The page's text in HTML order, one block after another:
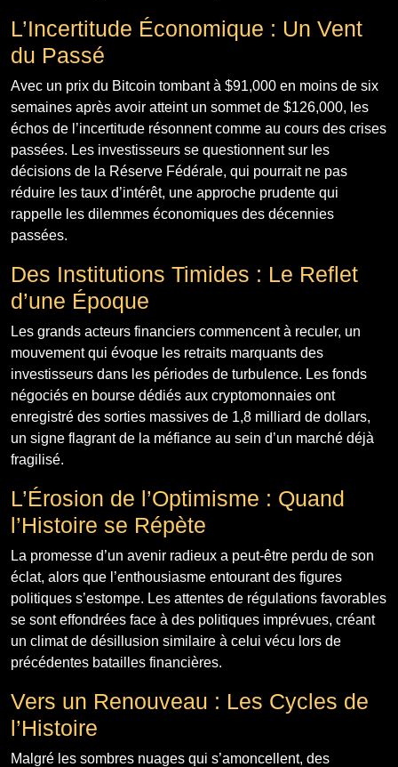
L’Incertitude Économique : Un Vent
du Passé
Avec un prix du Bitcoin tombant à $91,000 en moins de six
semaines après avoir atteint un sommet de $126,000, les
échos de l’incertitude résonnent comme au cours des crises
passées. Les investisseurs se questionnent sur les
décisions de la Réserve Fédérale, qui pourrait ne pas
réduire les taux d’intérêt, une approche prudente qui
rappelle les dilemmes économiques des décennies
passées.
Des Institutions Timides : Le Reflet
d’une Époque
Les grands acteurs financiers commencent à reculer, un
mouvement qui évoque les retraits marquants des
investisseurs dans les périodes de turbulence. Les fonds
négociés en bourse dédiés aux cryptomonnaies ont
enregistré des sorties massives de 1,8 milliard de dollars,
un signe flagrant de la méfiance au sein d’un marché déjà
fragilisé.
L’Érosion de l’Optimisme : Quand
l’Histoire se Répète
La promesse d’un avenir radieux a peut-être perdu de son
éclat, alors que l’enthousiasme entourant des figures
politiques s’estompe. Les attentes de régulations favorables
se sont effondrées face à des politiques imprévues, créant
un climat de désillusion similaire à celui vécu lors de
précédentes batailles financières.
Vers un Renouveau : Les Cycles de
l’Histoire
Malgré les sombres nuages qui s’amoncellent, des